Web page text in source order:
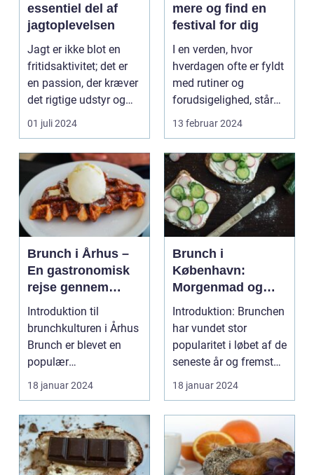
essentiel del af
jagtoplevelsen
Jagt er ikke blot en
fritidsaktivitet; det er
en passion, der kræver
det rigtige udstyr og
for...
01 juli 2024
mere og find en
festival for dig
I en verden, hvor
hverdagen ofte er fyldt
med rutiner og
forudsigelighed, står
festivaler som farver...
13 februar 2024
Brunch i Århus –
En gastronomisk
rejse gennem
byens bedste
morgenmadsspot
Introduktion til
brunchkulturen i Århus
Brunch er blevet en
populær
spiseoplevelse, der
kombinerer ...
18 januar 2024
Brunch i
København:
Morgenmad og
frokost i perfekt
harmoni
Introduktion: Brunchen
har vundet stor
popularitet i løbet af de
seneste år og fremstår
som en perfe...
18 januar 2024